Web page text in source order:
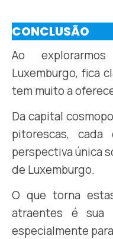
CONCLUSÃO
Ao
Luxemburgo, fica
tem muito a
Da capital
pitorescas, cada
perspectiva única
de Luxemburgo.
O que torna
atraentes é sua
especialmente